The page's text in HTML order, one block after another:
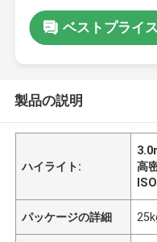
ベストプライス
製品の説明
ハイライト:
高
パッケージの詳細